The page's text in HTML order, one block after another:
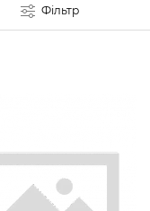
Фільтр